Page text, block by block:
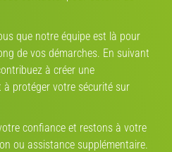
2852 €
que notre équipe est là pour
de vos démarches. En suivant
à créer une
protéger votre sécurité sur
confiance et restons à votre
ou assistance supplémentaire.